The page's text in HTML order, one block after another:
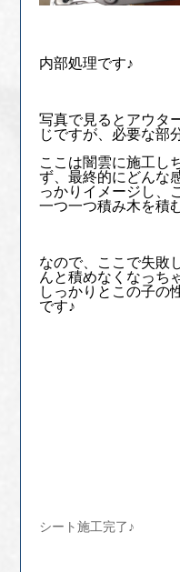
内部処理です♪
写真で見るとアウタ
じですが、必要な部
ここは闇雲に施工し
ず、最終的にどんな
っかりイメージし、
一つ一つ積み木を積
なので、ここで失敗
んと積めなくなっち
しっかりとこの子の
です♪
シート施工完了♪